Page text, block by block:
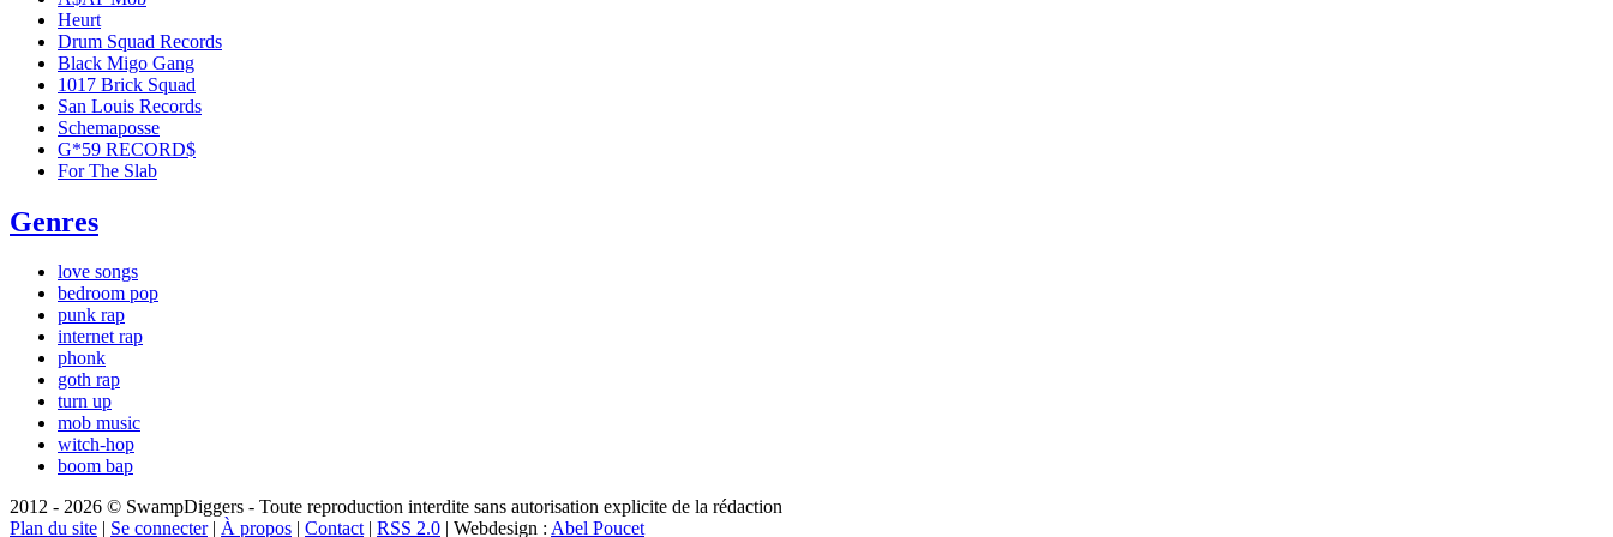
Heurt
Drum Squad Records
Black Migo Gang
1017 Brick Squad
San Louis Records
Schemaposse
G*59 RECORD$
For The Slab
Genres
love songs
bedroom pop
punk rap
internet rap
phonk
goth rap
turn up
mob music
witch-hop
boom bap
2012 - 2026 © SwampDiggers - Toute reproduction interdite sans autorisation explicite de la rédaction
Plan du site
Se connecter| À propos Contact| RSS 2.0 | Webdesign : Abel Poucet